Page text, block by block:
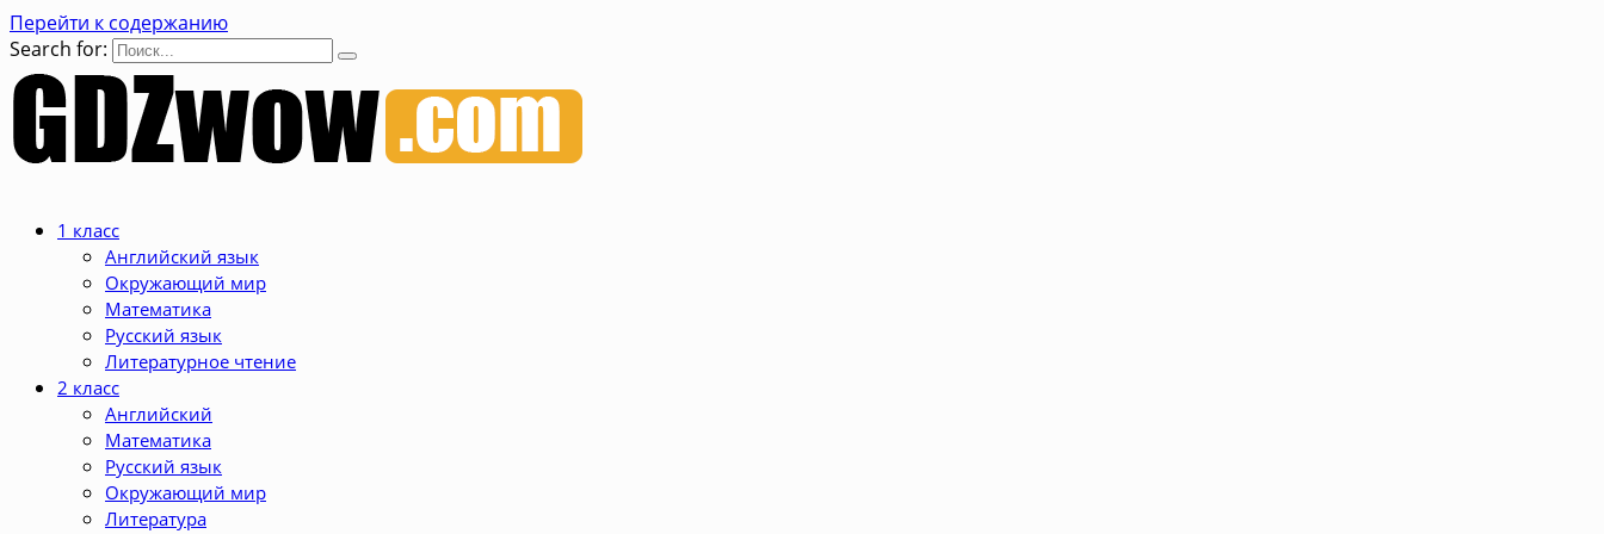
Перейти к содержанию
Search for:
1 класс
Английский язык
Окружающий мир
Математика
Русский язык
Литературное чтение
2 класс
Английский
Математика
Русский язык
Окружающий мир
Литература